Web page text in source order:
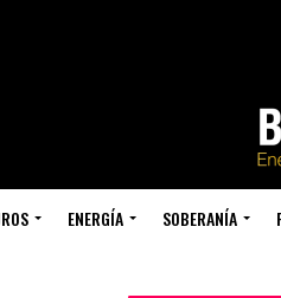
ENERGÍA SOBERANÍA